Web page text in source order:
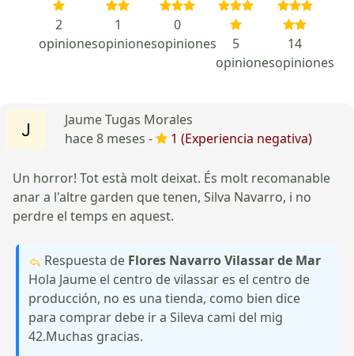
2
opiniones
1
opiniones
0
opiniones
5
opiniones
14
opiniones
Jaume Tugas Morales
hace 8 meses -
1 (Experiencia negativa)
Un horror! Tot està molt deixat. És molt recomanable
anar a l'altre garden que tenen, Silva Navarro, i no
perdre el temps en aquest.
Respuesta de Flores Navarro Vilassar de Mar
Hola Jaume el centro de vilassar es el centro de
producción, no es una tienda, como bien dice
para comprar debe ir a Sileva cami del mig
42.Muchas gracias.